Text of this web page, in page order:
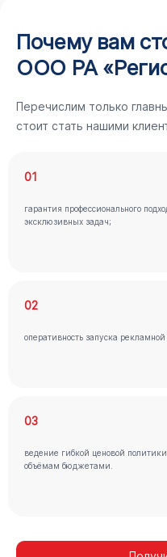
Почему вам
ООО РА
Перечислим только
стоит стать нашими
01
гарантия профессионального
эксклюзивных задач;
02
оперативность запуска
03
ведение гибкой ценовой
объёмам бюджетами.